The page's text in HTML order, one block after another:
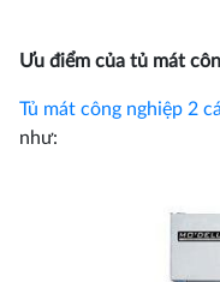
Ưu điểm của tủ mát
Tủ mát công nghiệp 2
như: